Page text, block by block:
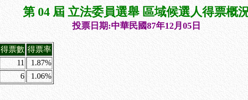
第 04 屆 立法委員選舉 區域候選人得票概
投票日期:中華民國87年12月05日
得票數 得票率
11
1.87%
6 1.06%